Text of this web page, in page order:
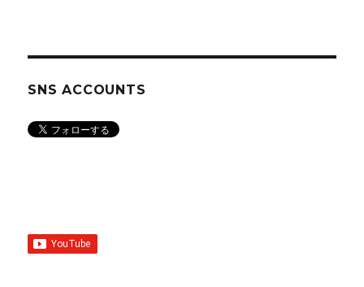
SNS ACCOUNTS